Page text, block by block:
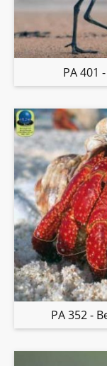
PA 401
PA 352 -